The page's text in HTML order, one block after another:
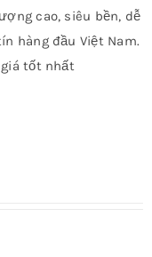
cao, siêu bền, dễ
hàng đầu Việt Nam.
giá tốt nhất